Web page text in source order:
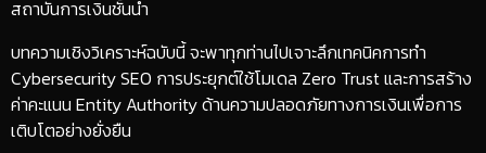
สถาบันการเงินชั้นนำ
​บทความเชิงวิเคราะห์ฉบับนี้ จะพาทุกท่านไปเจาะลึกเทคนิคการทำ
Cybersecurity SEO การประยุกต์ใช้โมเดล Zero Trust และการสร้าง
ค่าคะแนน Entity Authority ด้านความปลอดภัยทางการเงินเพื่อการ
เติบโตอย่างยั่งยืน